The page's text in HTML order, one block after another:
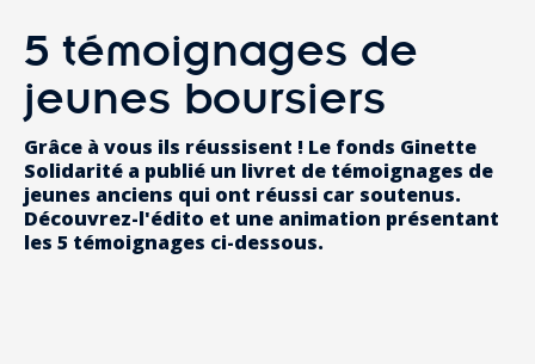
5 témoignages de
jeunes boursiers
Grâce à vous ils réussisent ! Le fonds Ginette
Solidarité a publié un livret de témoignages de
jeunes anciens qui ont réussi car soutenus.
Découvrez-l'édito et une animation présentant
les 5 témoignages ci-dessous.